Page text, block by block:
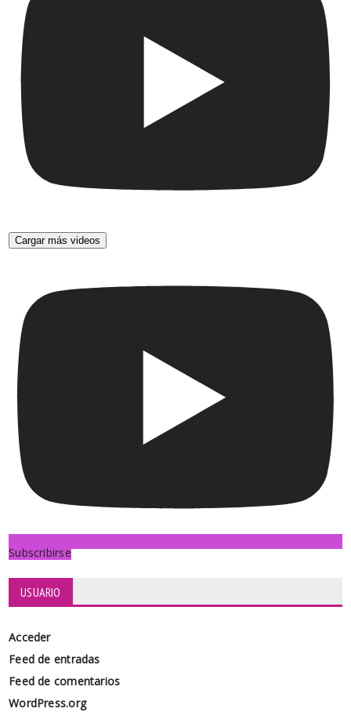
Cargar más videos
Subscribirse
USUARIO
Acceder
Feed de entradas
Feed de comentarios
WordPress.org